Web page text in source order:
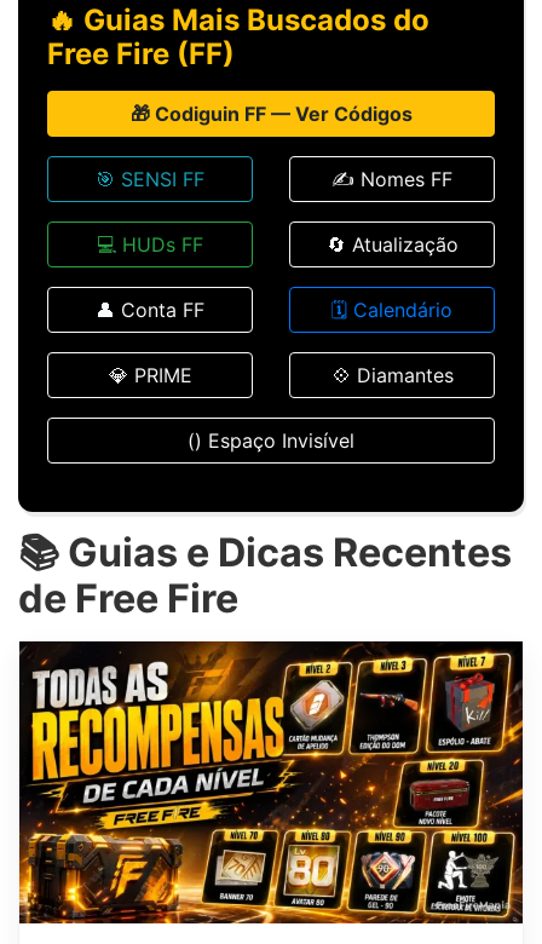
🔥 Guias Mais Buscados do
Free Fire (FF)
🎁 Codiguin FF — Ver Códigos
🎯 SENSI FF ✍️ Nomes FF
💻 HUDs FF 🔄 Atualização
👤 Conta FF 🗓️ Calendário
💎 PRIME 💠 Diamantes
(ㅤ) Espaço Invisível
📚 Guias e Dicas Recentes
de Free Fire